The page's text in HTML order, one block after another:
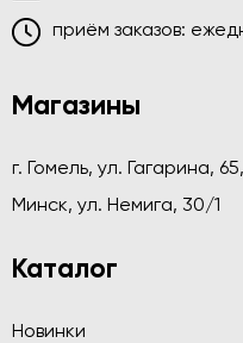
приём заказов:
Магазины
г. Гомель, ул. Гагарина,
Минск, ул. Немига, 30/1
Каталог
Новинки